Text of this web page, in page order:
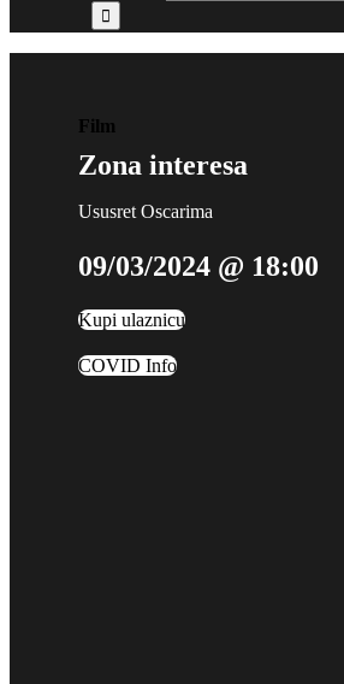
Film
Zona interesa
Ususret Oscarima
09/03/2024 @ 18:00
Kupi ulaznicu
COVID Info